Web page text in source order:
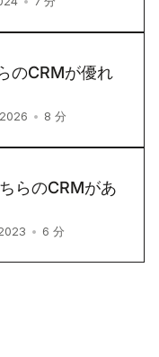
のCRMが優れ
• 8 分
らのCRMがあ
• 6 分